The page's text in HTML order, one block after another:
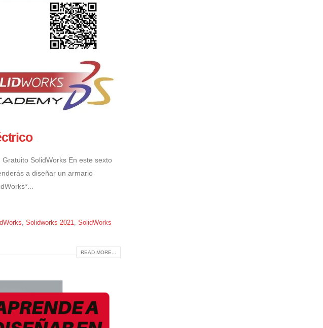
Gratuito SolidWorks En este sexto
a diseñar un armario
Solidworks 2021
SolidWorks
READ MORE...